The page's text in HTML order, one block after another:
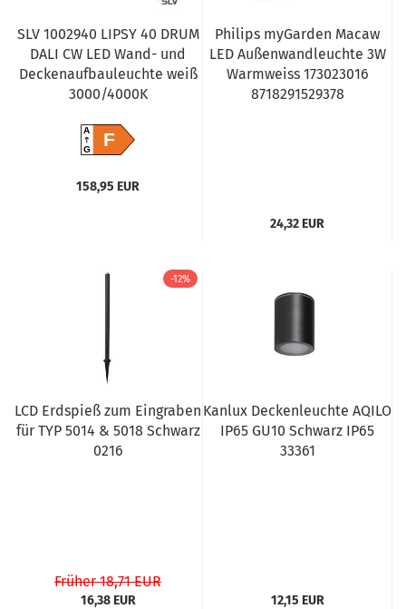
SLV 1002940 LIPSY 40 DRUM
DALI CW LED Wand- und
Deckenaufbauleuchte weiß
3000/4000K
A
GF
158,95 EUR
Philips myGarden Macaw
LED Außenwandleuchte 3W
Warmweiss 173023016
8718291529378
24,32 EUR
-12%
LCD Erdspieß zum Eingraben
für TYP 5014 & 5018 Schwarz
0216
Früher 18,71 EUR
16,38 EUR
Kanlux Deckenleuchte AQILO
IP65 GU10 Schwarz IP65
33361
12,15 EUR